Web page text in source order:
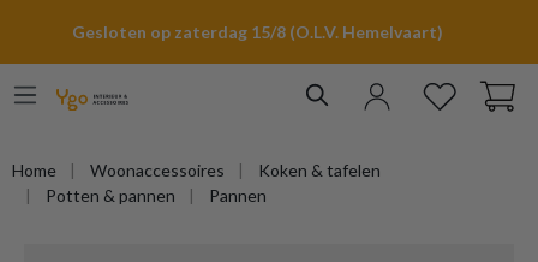
Gesloten op zaterdag 15/8 (O.L.V. Hemelvaart)
Home Woonaccessoires
Koken & tafelen
Potten & pannen
Pannen